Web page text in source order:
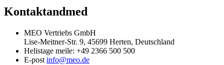
Kontaktandmed
MEO Vertriebs GmbH
Lise-Meitner-Str. 9, 45699 Herten, Deutschland
Helistage meile: +49 2366 500 500
E-post info@meo.de